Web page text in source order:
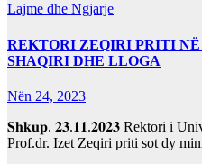
Lajme dhe Ngjarje
REKTORI ZEQIRI PRITI
SHAQIRI DHE LLOGA
Nën 24, 2023
𝐒𝐡𝐤𝐮𝐩. 𝟐𝟑.𝟏𝟏.𝟐𝟎𝟐𝟑 Rektori i
Prof.dr. Izet Zeqiri priti sot dy